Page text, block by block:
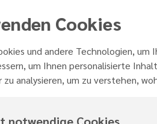
besucht, dann
wir unser Ziel erreicht.
ist uns bewusst, dass
Zuhause nicht nur in
Kirche stattfinden darf. Es
täglichen Lebens jedes
Cookies
und andere Technologien, um
um Ihnen personalisierte
analysieren, um zu verstehen,
notwendige Cookies